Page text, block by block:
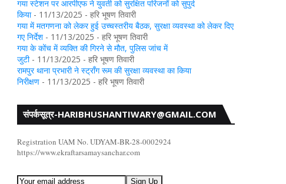
गया स्टेशन पर आरपीएफ ने युवती को सुरक्षित परिजनों को सुपुर्द
किया- 11/13/2025 - हरि भूषण तिवारी
गया में मतगणना को लेकर हुई उच्चस्तरीय बैठक, सुरक्षा व्यवस्था को लेकर दिए
गए निर्देश- 11/13/2025 - हरि भूषण तिवारी
गया के कोंच में व्यक्ति की गिरने से मौत, पुलिस जांच में
जुटी- 11/13/2025 - हरि भूषण तिवारी
रामपुर थाना प्रभारी ने स्ट्रॉंग रूम की सुरक्षा व्यवस्था का किया
निरीक्षण - 11/13/2025 - हरि भूषण तिवारी
संपर्कसूत्र-HARIBHUSHANTIWARY@GMAIL.COM
Registration UAM No. UDYAM-BR-28-0002924
https://www.ekraftarsamaysanchar.com